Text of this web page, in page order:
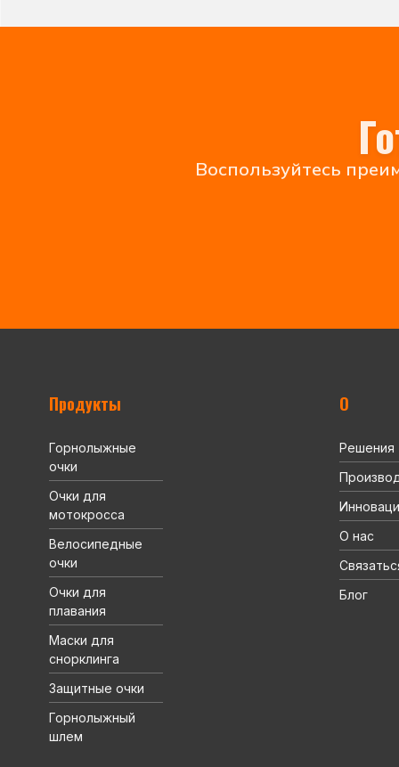
Воспользуйтесь
Продукты
Горнолыжные
очки
Очки для
мотокросса
Велосипедные
очки
Очки для
плавания
Маски для
снорклинга
Защитные очки
Горнолыжный
шлем
О
Решения
О нас
Блог